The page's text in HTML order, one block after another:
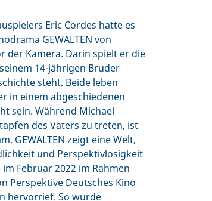
Eric Cordes hatte es
GEWALTEN von
der Kamera. Darin spielt er die
14-jährigen Bruder
steht. Beide leben
in einem abgeschiedenen
sein. Während Michael
des Vaters zu treten, ist
GEWALTEN zeigt eine Welt,
und Perspektivlosigkeit
Februar 2022 im Rahmen
Perspektive Deutsches Kino
hervorrief. So wurde